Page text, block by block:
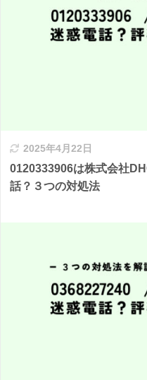
2025年4月22日
0120333906は株式会社
話？３つの対処法